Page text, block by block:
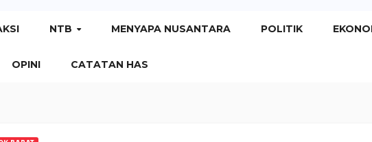
NTB MENYAPA NUSANTARA POLITIK
OPINI CATATAN HAS